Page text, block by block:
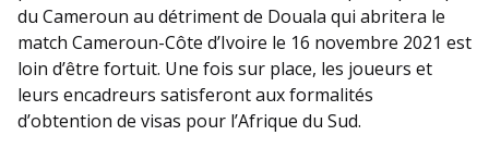
du Cameroun au détriment de Douala qui abritera le
match Cameroun-Côte d’Ivoire le 16 novembre 2021 est
loin d’être fortuit. Une fois sur place, les joueurs et
leurs encadreurs satisferont aux formalités
d’obtention de visas pour l’Afrique du Sud.